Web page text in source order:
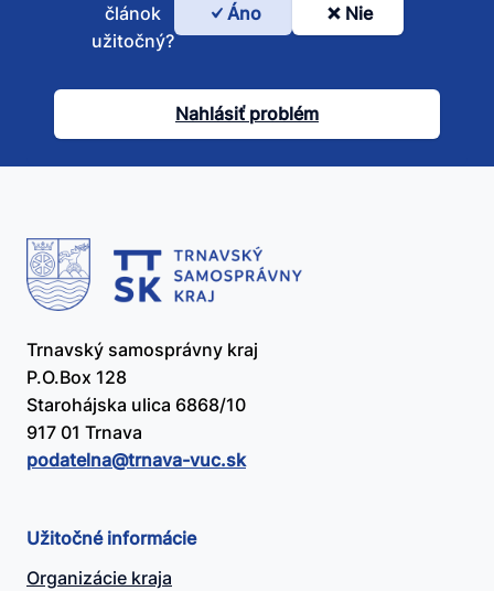
Bol
článok
užitočný?
článok
užitočný?
Áno Nie
Nahlásiť problém
Trnavský samosprávny kraj
P.O.Box 128
Starohájska ulica 6868/10
917 01 Trnava
podatelna@​trnava-vuc.sk
Užitočné informácie
Organizácie kraja